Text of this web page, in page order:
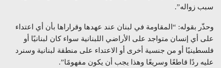
سبب زواله”.
وحذّر بقوله: “المقاومة في لبنان عند عهدها وقراراها بأن أي اعتداء
على أي إنسان متواجد على الأراضي اللبنانية سواء كان لبنانيًا أو
فلسطينيًا أو من جنسية أخرى أو الاعتداء على منطقة لبنانية وسنرد
عليه ردًا قاطعًا وسريعًا وهذا يجب أن يكون مفهومًا”.